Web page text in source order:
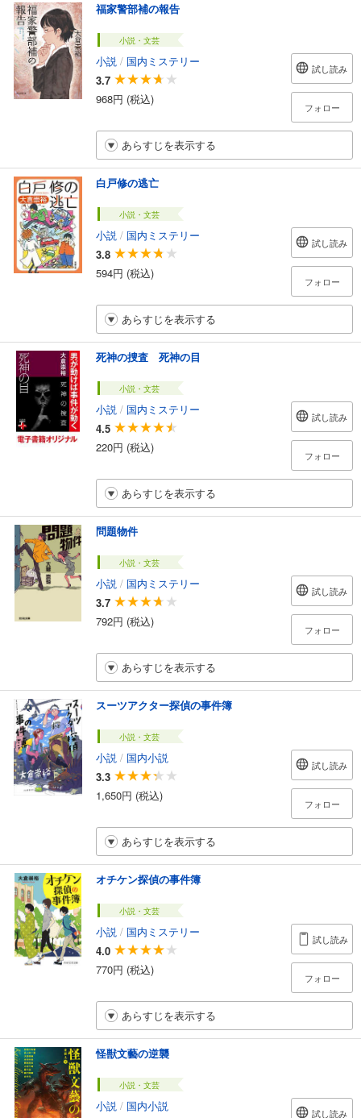
福家警部補の報告
小説・文芸
小説 / 国内ミステリー
3.7
968円 (税込)
試し読み
フォロー
あらすじを表示する
白戸修の逃亡
小説・文芸
小説 / 国内ミステリー
3.8
594円 (税込)
試し読み
フォロー
あらすじを表示する
死神の捜査 死神の目
小説・文芸
小説 / 国内ミステリー
4.5
220円 (税込)
試し読み
フォロー
あらすじを表示する
問題物件
小説・文芸
小説 / 国内ミステリー
3.7
792円 (税込)
試し読み
フォロー
あらすじを表示する
スーツアクター探偵の事件簿
小説・文芸
小説 / 国内小説
3.3
1,650円 (税込)
試し読み
フォロー
あらすじを表示する
オチケン探偵の事件簿
小説・文芸
小説 / 国内ミステリー
4.0
770円 (税込)
試し読み
フォロー
あらすじを表示する
怪獣文藝の逆襲
小説・文芸
小説 / 国内小説
試し読み